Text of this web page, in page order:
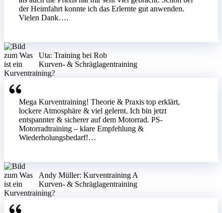
der Heimfahrt konnte ich das Erlernte gut anwenden.
Vielen Dank….
Uta: Training bei Rob
Kurven- & Schräglagentraining
Mega Kurventraining! Theorie & Praxis top erklärt,
lockere Atmosphäre & viel gelernt. Ich bin jetzt
entspannter & sicherer auf dem Motorrad. PS-
Motorradtraining – klare Empfehlung &
Wiederholungsbedarf!…
Andy Müller: Kurventraining A
Kurven- & Schräglagentraining